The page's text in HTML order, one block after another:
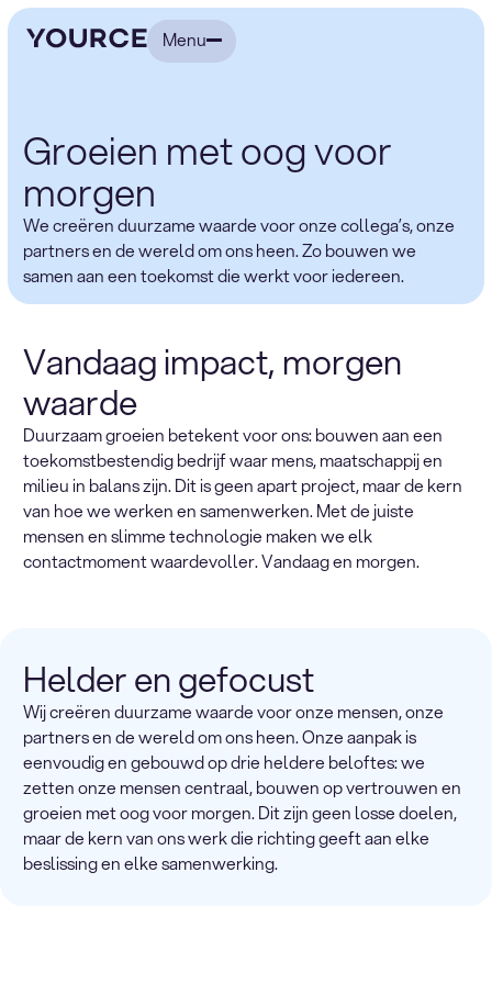
Menu
Groeien met oog voor
morgen
We creëren duurzame waarde voor onze collega’s, onze
partners en de wereld om ons heen. Zo bouwen we
samen aan een toekomst die werkt voor iedereen.
Vandaag impact, morgen
waarde
Duurzaam groeien betekent voor ons: bouwen aan een
toekomstbestendig bedrijf waar mens, maatschappij en
milieu in balans zijn. Dit is geen apart project, maar de kern
van hoe we werken en samenwerken. Met de juiste
mensen en slimme technologie maken we elk
contactmoment waardevoller. Vandaag en morgen.
Helder en gefocust
Wij creëren duurzame waarde voor onze mensen, onze
partners en de wereld om ons heen. Onze aanpak is
eenvoudig en gebouwd op drie heldere beloftes: we
zetten onze mensen centraal, bouwen op vertrouwen en
groeien met oog voor morgen. Dit zijn geen losse doelen,
maar de kern van ons werk die richting geeft aan elke
beslissing en elke samenwerking.